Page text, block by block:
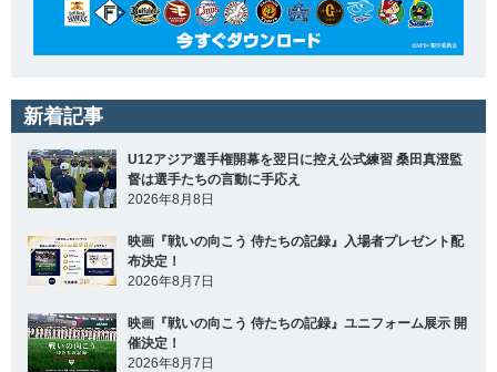
新着記事
U12アジア選手権開幕を翌日に控え公式練習 桑田真澄監
督は選手たちの言動に手応え
2026年8月8日
映画『戦いの向こう 侍たちの記録』入場者プレゼント配
布決定！
2026年8月7日
映画『戦いの向こう 侍たちの記録』ユニフォーム展示 開
催決定！
2026年8月7日